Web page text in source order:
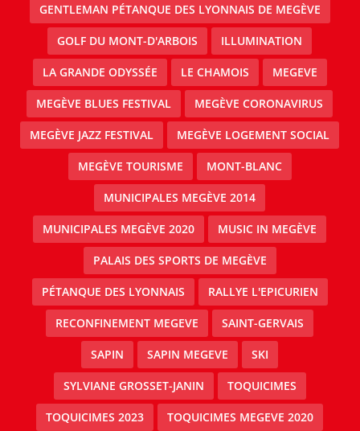
GENTLEMAN PÉTANQUE DES LYONNAIS DE MEGÈVE
GOLF DU MONT-D'ARBOIS ILLUMINATION
LA GRANDE ODYSSÉE LE CHAMOIS MEGEVE
MEGÈVE BLUES FESTIVAL MEGÈVE CORONAVIRUS
MEGÈVE JAZZ FESTIVAL MEGÈVE LOGEMENT SOCIAL
MEGÈVE TOURISME MONT-BLANC
MUNICIPALES MEGÈVE 2014
MUNICIPALES MEGÈVE 2020 MUSIC IN MEGÈVE
PALAIS DES SPORTS DE MEGÈVE
PÉTANQUE DES LYONNAIS RALLYE L'EPICURIEN
RECONFINEMENT MEGEVE SAINT-GERVAIS
SAPIN SAPIN MEGEVE SKI
SYLVIANE GROSSET-JANIN TOQUICIMES
TOQUICIMES 2023 TOQUICIMES MEGEVE 2020